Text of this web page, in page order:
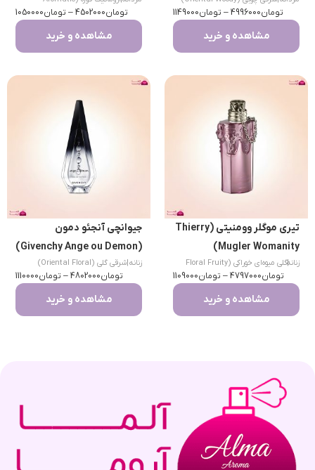
تومان4996000
– تومان1149000
مشاهده و خرید
Fougere)
تومان4502000
– تومان1050000
مشاهده و خرید
تیری موگلر وومنیتی (Thierry
Mugler Womanity)
زنانه
|
گلی میوه‌ای خوراکی (Floral Fruity
Gourmand)
تومان4797000
– تومان1109000
مشاهده و خرید
جیوانچی آنجئو دمون
(Givenchy Ange ou Demon)
زنانه|شرقی گلی (Oriental Floral)
تومان4802000
– تومان1110000
مشاهده و خرید